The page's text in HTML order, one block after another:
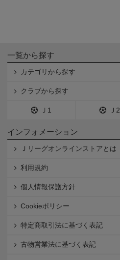
一覧から探す
カテゴリから探す
クラブから探す
Ｊ1 Ｊ2
インフォメーション
Ｊリーグオンラインストアとは
利用規約
個人情報保護方針
Cookieポリシー
特定商取引法に基づく表記
古物営業法に基づく表記